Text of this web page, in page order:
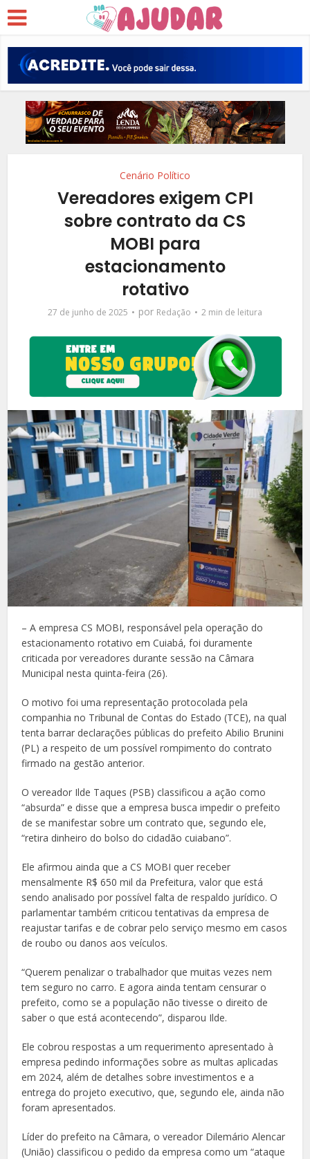
Cenário Político
Vereadores exigem CPI
sobre contrato da CS
MOBI para
estacionamento
rotativo
27 de junho de 2025 por Redação 2 min de leitura
– A empresa CS MOBI, responsável pela operação do
estacionamento rotativo em Cuiabá, foi duramente
criticada por vereadores durante sessão na Câmara
Municipal nesta quinta-feira (26).
O motivo foi uma representação protocolada pela
companhia no Tribunal de Contas do Estado (TCE), na qual
tenta barrar declarações públicas do prefeito Abilio Brunini
(PL) a respeito de um possível rompimento do contrato
firmado na gestão anterior.
O vereador Ilde Taques (PSB) classificou a ação como
“absurda” e disse que a empresa busca impedir o prefeito
de se manifestar sobre um contrato que, segundo ele,
“retira dinheiro do bolso do cidadão cuiabano”.
Ele afirmou ainda que a CS MOBI quer receber
mensalmente R$ 650 mil da Prefeitura, valor que está
sendo analisado por possível falta de respaldo jurídico. O
parlamentar também criticou tentativas da empresa de
reajustar tarifas e de cobrar pelo serviço mesmo em casos
de roubo ou danos aos veículos.
“Querem penalizar o trabalhador que muitas vezes nem
tem seguro no carro. E agora ainda tentam censurar o
prefeito, como se a população não tivesse o direito de
saber o que está acontecendo”, disparou Ilde.
Ele cobrou respostas a um requerimento apresentado à
empresa pedindo informações sobre as multas aplicadas
em 2024, além de detalhes sobre investimentos e a
entrega do projeto executivo, que, segundo ele, ainda não
foram apresentados.
Líder do prefeito na Câmara, o vereador Dilemário Alencar
(União) classificou o pedido da empresa como um “ataque